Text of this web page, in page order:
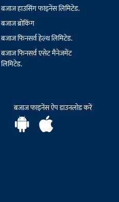
बजाज हाउसिंग फाइनेंस लिमिटेड.
बजाज ब्रोकिंग
बजाज फिनसर्व हेल्थ लिमिटेड.
बजाज फिनसर्व एसेट मैनेजमेंट
लिमिटेड.
बजाज फाइनेंस ऐप डाउनलोड करें